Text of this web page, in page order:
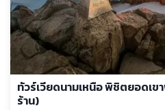
ทัวร์เวียดนามเหนือ พิชิตยอดเข
ร้าน)